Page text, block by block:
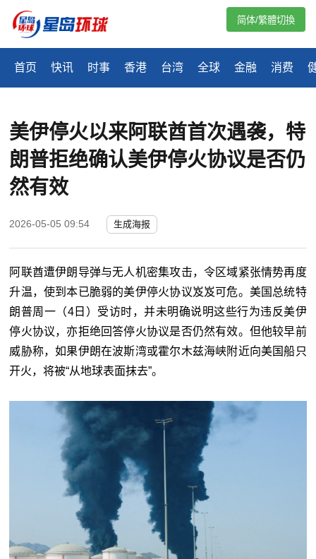
首页 快讯 时事 香港 台湾 全球 金融 消费
简体/繁體切換
美伊停火以来阿联酋首次遇袭，特
朗普拒绝确认美伊停火协议是否仍
然有效
2026-05-05 09:54 生成海报
阿联酋遭伊朗导弹与无人机密集攻击，令区域紧张情势再度
升温，使到本已脆弱的美伊停火协议岌岌可危。美国总统特
朗普周一（4日）受访时，并未明确说明这些行为违反美伊
停火协议，亦拒绝回答停火协议是否仍然有效。但他较早前
威胁称，如果伊朗在波斯湾或霍尔木兹海峡附近向美国船只
开火，将被“从地球表面抹去”。